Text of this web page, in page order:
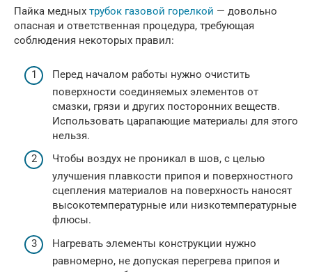
Пайка медных трубок газовой горелкой — довольно
опасная и ответственная процедура, требующая
соблюдения некоторых правил:
Перед началом работы нужно очистить
поверхности соединяемых элементов от
смазки, грязи и других посторонних веществ.
Использовать царапающие материалы для этого
нельзя.
Чтобы воздух не проникал в шов, с целью
улучшения плавкости припоя и поверхностного
сцепления материалов на поверхность наносят
высокотемпературные или низкотемпературные
флюсы.
Нагревать элементы конструкции нужно
равномерно, не допуская перегрева припоя и